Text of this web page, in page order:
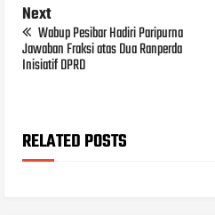
Next
Wabup Pesibar Hadiri Paripurna
Jawaban Fraksi atas Dua Ranperda
Inisiatif DPRD
RELATED POSTS